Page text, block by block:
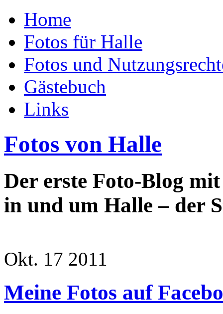
Home
Fotos für Halle
Fotos und
Gästebuch
Links
Fotos von Halle
Der erste Foto-Blog
in und um Halle – der
Okt. 17 2011
Meine Fotos auf